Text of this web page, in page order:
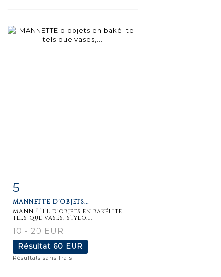
détaillée
5
MANNETTE D'OBJETS...
MANNETTE d'objets en bakélite
tels que vases, stylo,...
10 - 20 EUR
Résultat 60 EUR
Résultats sans frais